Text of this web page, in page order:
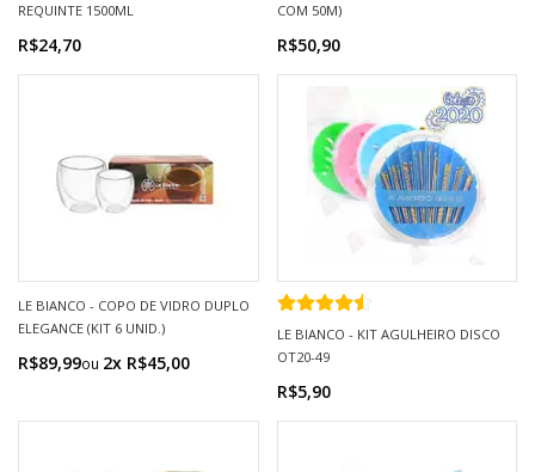
REQUINTE 1500ML
R$24,70
COM 50M)
R$50,90
LE BIANCO - COPO DE VIDRO DUPLO
ELEGANCE (KIT 6 UNID.)
R$89,99 2x R$45,00
LE BIANCO - KIT AGULHEIRO DISCO
OT20-49
R$5,90